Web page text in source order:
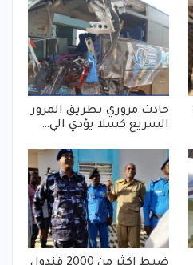
حادث مروري بطريق المرور
السريع كسلا يؤدي الي…